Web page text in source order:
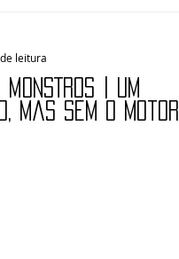
| Um
mas sem o motor
leitura